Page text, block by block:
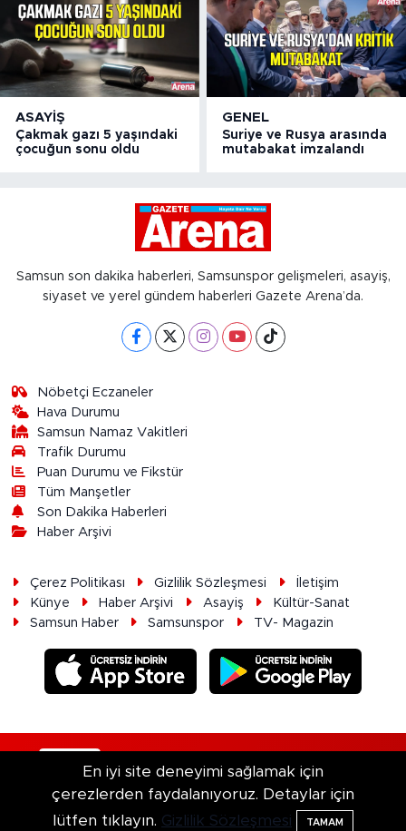
ASAYIŞ
Çakmak gazı 5 yaşındaki
çocuğun sonu oldu
GENEL
Suriye ve Rusya arasında
mutabakat imzalandı
Samsun son dakika haberleri, Samsunspor gelişmeleri, asayiş,
siyaset ve yerel gündem haberleri Gazete Arena’da.
Nöbetçi Eczaneler
Hava Durumu
Samsun Namaz Vakitleri
Trafik Durumu
Puan Durumu ve Fikstür
Tüm Manşetler
Son Dakika Haberleri
Haber Arşivi
Çerez Politikası Gizlilik Sözleşmesi
İletişim
Künye
Haber Arşivi Asayiş
Kültür-Sanat
Samsun Haber
Samsunspor TV- Magazin
Haber Yazılımı:TE Bilişim
En iyi site deneyimi sağlamak için
çerezlerden faydalanıyoruz. Detaylar için
lütfen tıklayın. Gizlilik Sözleşmesi TAMAM